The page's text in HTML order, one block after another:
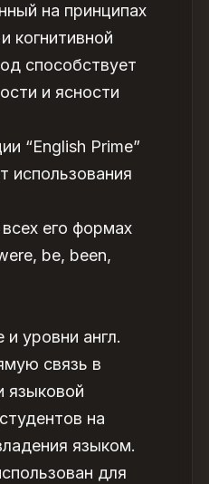
на принципах
когнитивной
способствует
и ясности
“English Prime”
использования
его формах
be, been,
и уровни англ.
связь в
языковой
на
языком.
для